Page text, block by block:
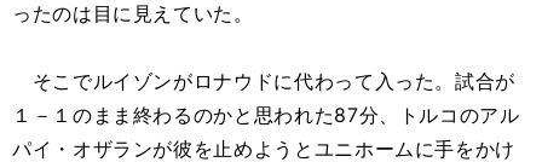
ったのは目に見えていた。
そこでルイゾンがロナウドに代わって入った。試合が
１－１のまま終わるのかと思われた87分、トルコのアル
パイ・オザランが彼を止めようとユニホームに手をかけ